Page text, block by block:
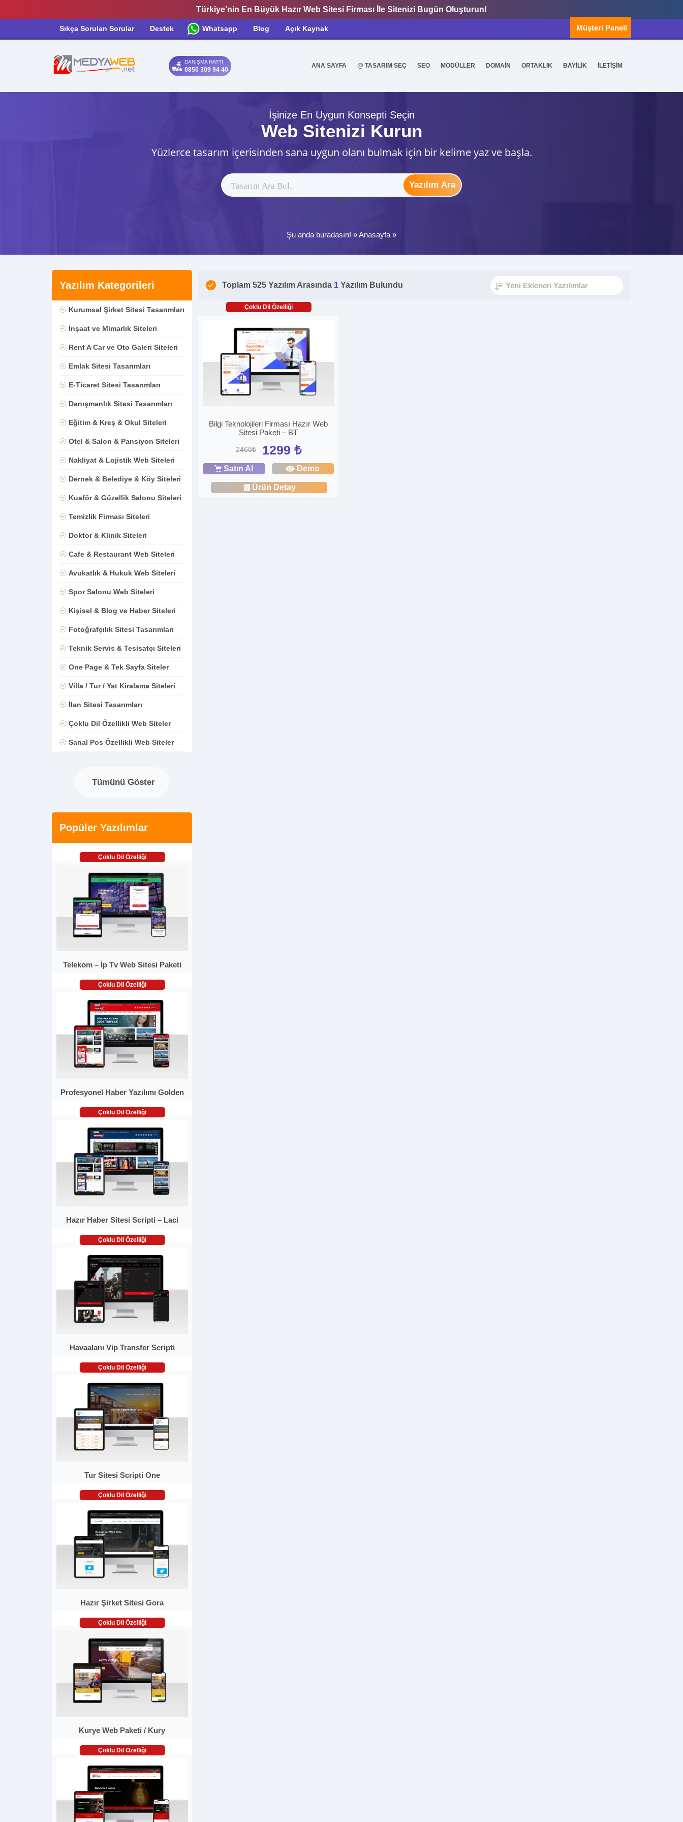
Türkiye'nin En Büyük Hazır Web Sitesi Firması İle Sitenizi Bugün Oluşturun!
Sıkça Sorulan Sorular Destek Whatsapp Blog Açık Kaynak Müşteri Paneli
DANIŞMA HATTI
0850 309 94 40
ANA SAYFA @ TASARIM SEÇ SEO MODÜLLER DOMAİN ORTAKLIK BAYİLİK İLETİŞİM
İşinize En Uygun Konsepti Seçin
Web Sitenizi Kurun
Yüzlerce tasarım içerisinden sana uygun olanı bulmak için bir kelime yaz ve başla.
Yazılım Ara
ytag
Şu anda buradasın! »Anasayfa »
Yazılım Kategorileri
Kurumsal Şirket Sitesi Tasarımları
İnşaat ve Mimarlık Siteleri
Rent A Car ve Oto Galeri Siteleri
Emlak Sitesi Tasarımları
E-Ticaret Sitesi Tasarımları
Danışmanlık Sitesi Tasarımları
Eğitim & Kreş & Okul Siteleri
Otel & Salon & Pansiyon Siteleri
Nakliyat & Lojistik Web Siteleri
Dernek & Belediye & Köy Siteleri
Kuaför & Güzellik Salonu Siteleri
Temizlik Firması Siteleri
Doktor & Klinik Siteleri
Cafe & Restaurant Web Siteleri
Avukatlık & Hukuk Web Siteleri
Spor Salonu Web Siteleri
Kişisel & Blog ve Haber Siteleri
Fotoğrafçılık Sitesi Tasarımları
Teknik Servis & Tesisatçı Siteleri
One Page & Tek Sayfa Siteler
Villa / Tur / Yat Kiralama Siteleri
İlan Sitesi Tasarımları
Çoklu Dil Özellikli Web Siteler
Sanal Pos Özellikli Web Siteler
Tümünü Göster
Popüler Yazılımlar
Çoklu Dil Özelliği
Telekom – İp Tv Web Sitesi Paketi
Çoklu Dil Özelliği
Profesyonel Haber Yazılımı Golden
Çoklu Dil Özelliği
Hazır Haber Sitesi Scripti – Laci
Çoklu Dil Özelliği
Havaalanı Vip Transfer Scripti
Çoklu Dil Özelliği
Tur Sitesi Scripti One
Çoklu Dil Özelliği
Hazır Şirket Sitesi Gora
Çoklu Dil Özelliği
Kurye Web Paketi / Kury
Çoklu Dil Özelliği
Toplam 525 Yazılım Arasında 1 Yazılım Bulundu
Çoklu Dil Özelliği
Bilgi Teknolojileri Firması Hazır Web
Sitesi Paketi – BT
2468₺ 1299 ₺
Satın Al Demo
Ürün Detay